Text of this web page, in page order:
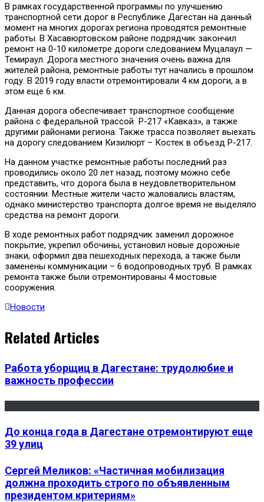
В рамках государственной программы по улучшению
транспортной сети дорог в Республике Дагестан на данный
момент на многих дорогах региона проводятся ремонтные
работы. В Хасавюртовском районе подрядчик закончил
ремонт на 0-10 километре дороги следованием Муцалаул —
Темираул. Дорога местного значения очень важна для
жителей района, ремонтные работы тут начались в прошлом
году. В 2019 году власти отремонтировали 4 км дороги, а в
этом еще 6 км.
Данная дорога обеспечивает транспортное сообщение
района с федеральной трассой Р-217 «Кавказ», а также
другими районами региона. Также трасса позволяет выехать
на дорогу следованием Кизилюрт – Костек в объезд Р-217.
На данном участке ремонтные работы последний раз
проводились около 20 лет назад, поэтому можно себе
представить, что дорога была в неудовлетворительном
состоянии. Местные жители часто жаловались властям,
однако министерство транспорта долгое время не выделяло
средства на ремонт дороги.
В ходе ремонтных работ подрядчик заменил дорожное
покрытие, укрепил обочины, установил новые дорожные
знаки, оформил два пешеходных перехода, а также были
заменены коммуникации – 6 водопроводных труб. В рамках
ремонта также были отремонтированы 4 мостовые
сооружения.
Новости
Related Articles
Работа уборщиц в Дагестане: трудолюбие и
важность профессии
До конца года в Дагестане отремонтируют еще
39 улиц
Сергей Меликов: «Частичная мобилизация
должна проходить строго по объявленным
президентом критериям»